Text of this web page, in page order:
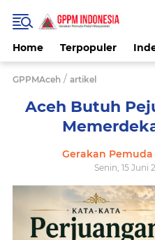
Home Terpopuler
GPPMAceh / artikel
Aceh Butuh
Gerakan
Senin, 15 Juni